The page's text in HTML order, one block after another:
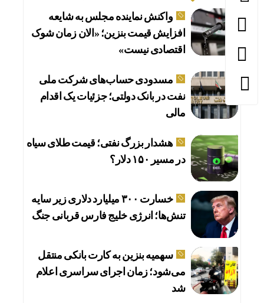
واکنش نماینده مجلس به شایعه
افزایش قیمت بنزین؛ «الان زمان شوک
اقتصادی نیست»
مسدودی حساب‌های شرکت ملی
نفت در بانک دولتی؛ جزئیات یک اقدام
مالی
هشدار بزرگ نفتی؛ قیمت طلای سیاه
در مسیر ۱۵۰ دلار؟
خسارت ۳۰۰ میلیارد دلاری زیر سایه
تنش‌ها؛ انرژی خلیج فارس قربانی جنگ
سهمیه بنزین به کارت بانکی منتقل
می‌شود؛ زمان اجرای سراسری اعلام
شد